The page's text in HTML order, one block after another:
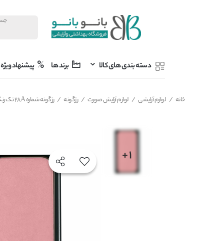
دسته بندی های کالا برند ها پیشنهاد ویژه
خانه / لوازم آرایشی / لوازم آرایش صورت / رژگونه / رژگونه شماره 28A تک رنگ آرت دکو ARTDECO وزن 5 گرم